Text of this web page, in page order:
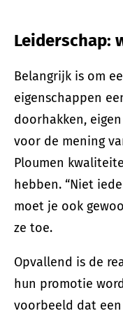
Leiderschap:
Belangrijk is om
eigenschappen
doorhakken,
voor de mening
Ploumen
hebben. “Niet
moet je ook
ze toe.
Opvallend is de
hun promotie
voorbeeld dat een